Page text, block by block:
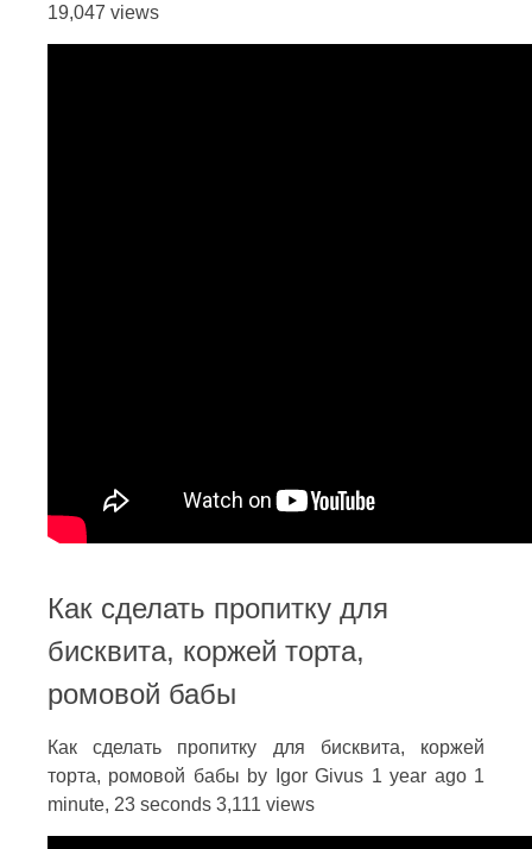
19,047 views
Как сделать пропитку для
бисквита, коржей торта,
ромовой бабы
Как сделать пропитку для бисквита, коржей
торта, ромовой бабы by Igor Givus 1 year ago 1
minute, 23 seconds 3,111 views